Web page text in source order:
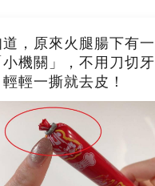
，原來火腿腸下有一
機關」，不用刀切牙
輕一撕就去皮！